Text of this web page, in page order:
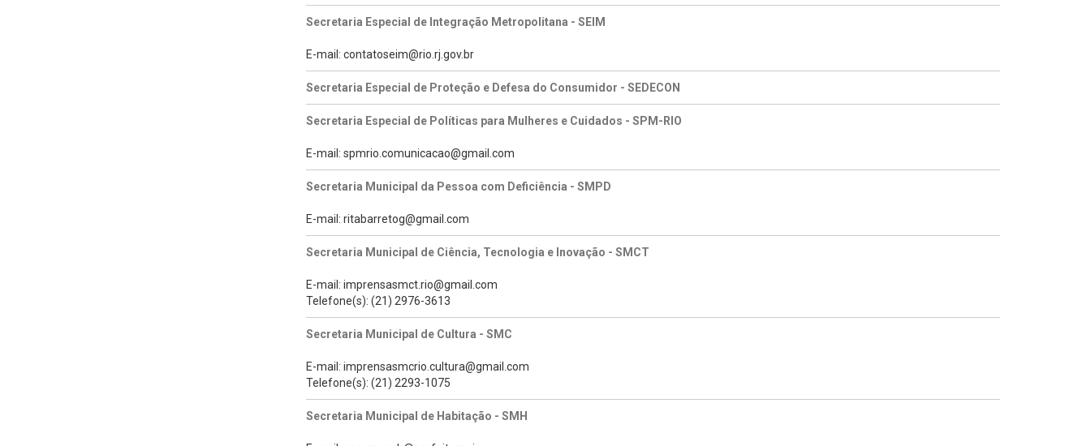
Secretaria Especial de Integração Metropolitana - SEIM
E-mail: contatoseim@rio.rj.gov.br
Secretaria Especial de Proteção e Defesa do Consumidor - SEDECON
Secretaria Especial de Políticas para Mulheres e Cuidados - SPM-RIO
E-mail: spmrio.comunicacao@gmail.com
Secretaria Municipal da Pessoa com Deficiência - SMPD
E-mail: ritabarretog@gmail.com
Secretaria Municipal de Ciência, Tecnologia e Inovação - SMCT
E-mail: imprensasmct.rio@gmail.com
Telefone(s): (21) 2976-3613
Secretaria Municipal de Cultura - SMC
E-mail: imprensasmcrio.cultura@gmail.com
Telefone(s): (21) 2293-1075
Secretaria Municipal de Habitação - SMH